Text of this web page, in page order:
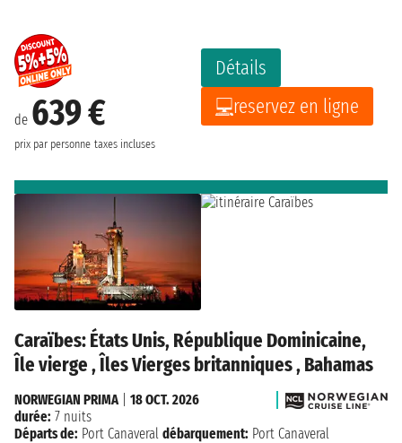
de 639 €
prix par personne taxes incluses
Détails
reservez en ligne
Caraïbes: États Unis, République Dominicaine,
Île vierge , Îles Vierges britanniques , Bahamas
NORWEGIAN PRIMA| 18 OCT. 2026
durée: 7 nuits
Départs de: Port Canaveral débarquement: Port Canaveral